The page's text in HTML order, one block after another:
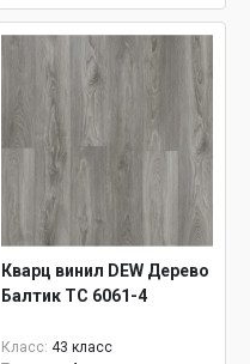
Кварц винил DEW Дерево
Балтик ТС 6061-4
Класс: 43 класс